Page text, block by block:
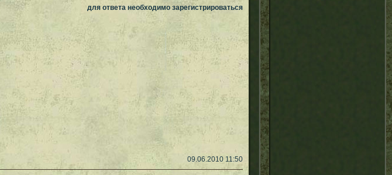
для ответа необходимо зарегистрироваться
09.06.2010 11:50